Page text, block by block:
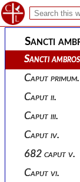
In apologiam
Sancti
Sancti
Caput primum.
Caput ii.
Caput iii.
Caput iv.
682 caput v.
Caput vi.